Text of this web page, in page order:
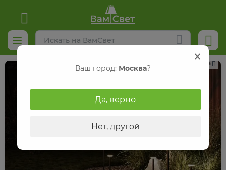
Реклама
Ваш город: Москва?
Да, верно
Нет, другой